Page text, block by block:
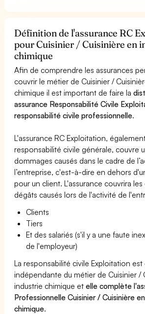
Définition de l'assurance RC
pour Cuisinier / Cuisinière en
chimique
Afin de comprendre les assurances
couvrir le métier de Cuisinier /
chimique il est important de faire la
assurance Responsabilité Civile
responsabilité civile professionnelle.
L'assurance RC Exploitation,
responsabilité civile générale, couvre
dommages causés dans le cadre de
l’entreprise, c'est-à-dire en dehors
pour un client. L'assurance couvrira
dégâts causés lors de l'activité de
Clients
Tiers
Et des salariés (s'il y a une faute
de l'employeur)
La responsabilité civile Exploitation
indépendante du métier de Cuisinier /
industrie chimique etelle complète
Professionnelle Cuisinier / Cuisinière
chimique.